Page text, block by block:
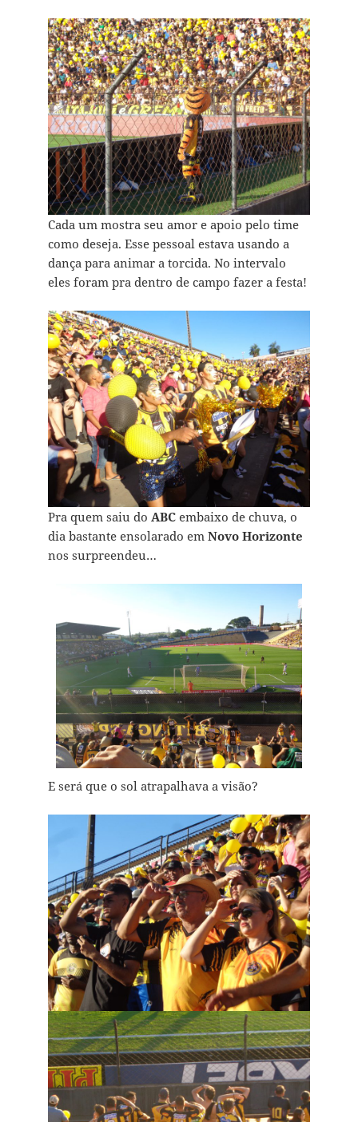
Cada um mostra seu amor e apoio pelo time
como deseja. Esse pessoal estava usando a
dança para animar a torcida. No intervalo
eles foram pra dentro de campo fazer a festa!
Pra quem saiu do ABCembaixo de chuva, o
dia bastante ensolarado em Novo Horizonte
nos surpreendeu…
E será que o sol atrapalhava a visão?